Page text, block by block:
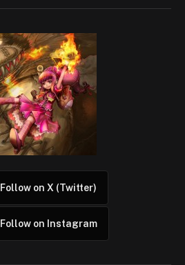
Follow on X (Twitter)
Follow on Instagram